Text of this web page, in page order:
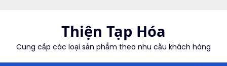
Thiện Tạp Hóa
Cung cấp các loại sản phẩm theo nhu cầu khách hàng